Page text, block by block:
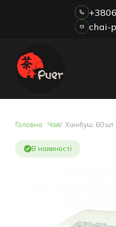
ОПЛАТА ТА
chai-
Головна Чай Ханібуш, 60 шт
В наявності